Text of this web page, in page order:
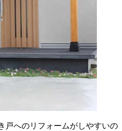
戸へのリフォームがしやすいの